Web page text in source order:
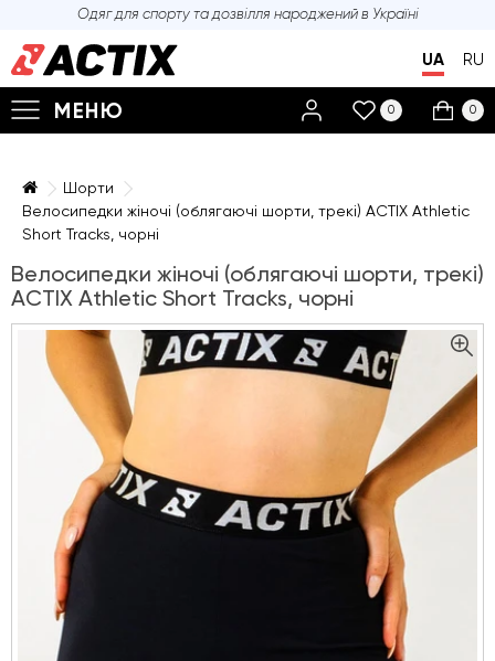
Одяг для спорту та дозвілля народжений в Україні
UA RU
МЕНЮ 0 0
Шорти
Велосипедки жіночі (облягаючі шорти, трекі) ACTIX Athletic
Short Tracks, чорні
Велосипедки жіночі (облягаючі шорти, трекі)
ACTIX Athletic Short Tracks, чорні